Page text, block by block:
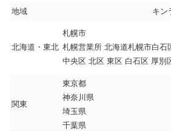
地域 キン
北海道・東北
札幌市
札幌営業所 北海道札幌市白石
中央区 北区 東区 白石区 厚別
関東
東京都
神奈川県
埼玉県
千葉県